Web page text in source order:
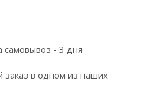
самовывоз - 3 дня
заказ в одном из наших